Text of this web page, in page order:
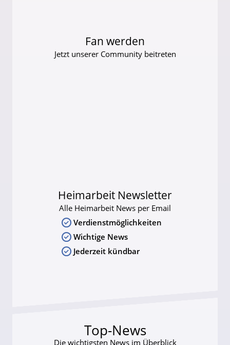
Fan werden
Jetzt unserer Community beitreten
Heimarbeit Newsletter
Alle Heimarbeit News per Email
Verdienstmöglichkeiten
Wichtige News
Jederzeit kündbar
Top-News
Die wichtigsten News im Überblick